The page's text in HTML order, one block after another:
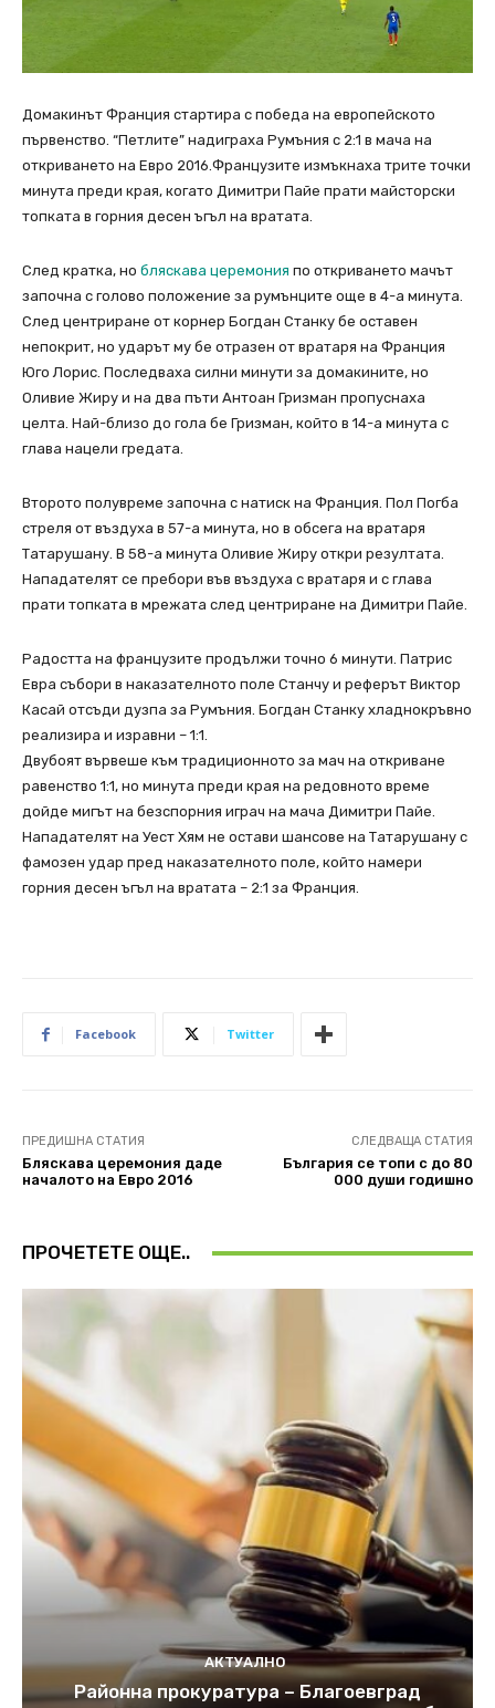
Домакинът Франция стартира с победа на европейското
първенство. “Петлите” надиграха Румъния с 2:1 в мача на
откриването на Евро 2016.Французите измъкнаха трите точки
минута преди края, когато Димитри Пайе прати майсторски
топката в горния десен ъгъл на вратата.
След кратка, но бляскава церемония по откриването мачът
започна с голово положение за румънците още в 4-а минута.
След центриране от корнер Богдан Станку бе оставен
непокрит, но ударът му бе отразен от вратаря на Франция
Юго Лорис. Последваха силни минути за домакините, но
Оливие Жиру и на два пъти Антоан Гризман пропуснаха
целта. Най-близо до гола бе Гризман, който в 14-а минута с
глава нацели гредата.
Второто полувреме започна с натиск на Франция. Пол Погба
стреля от въздуха в 57-а минута, но в обсега на вратаря
Татарушану. В 58-а минута Оливие Жиру откри резултата.
Нападателят се пребори във въздуха с вратаря и с глава
прати топката в мрежата след центриране на Димитри Пайе.
Радостта на французите продължи точно 6 минути. Патрис
Евра събори в наказателното поле Станчу и реферът Виктор
Касай отсъди дузпа за Румъния. Богдан Станку хладнокръвно
реализира и изравни – 1:1.
Двубоят вървеше към традиционното за мач на откриване
равенство 1:1, но минута преди края на редовното време
дойде мигът на безспорния играч на мача Димитри Пайе.
Нападателят на Уест Хям не остави шансове на Татарушану с
фамозен удар пред наказателното поле, който намери
горния десен ъгъл на вратата – 2:1 за Франция.
Facebook Twitter
ПРЕДИШНА СТАТИЯ
Бляскава церемония даде
началото на Евро 2016
СЛЕДВАЩА СТАТИЯ
България се топи с до 80
000 души годишно
ПРОЧЕТЕТЕ ОЩЕ..
АКТУАЛНО
Районна прокуратура – Благоевград